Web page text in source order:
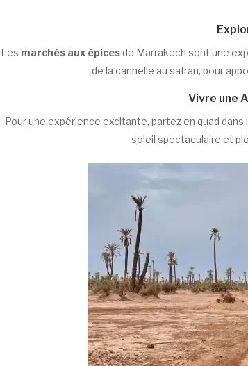
Les marchés aux épicesde Marrakech sont une
de la cannelle au safran, pour
Vivre une
Pour une expérience excitante, partez en quad dans
soleil spectaculaire et